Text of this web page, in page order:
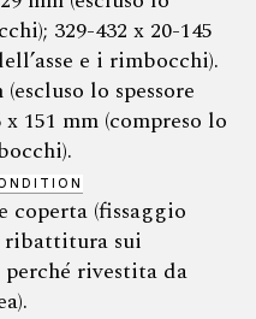
329-432 x 20-145
e i rimbocchi).
lo spessore
151 mm (compreso lo
(fissaggio
ribattitura sui
rivestita da